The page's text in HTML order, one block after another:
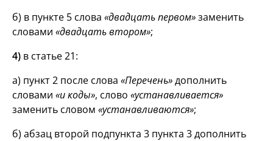
б) в пункте 5 слова «двадцать первом»заменить
словами «двадцать втором»;
4) в статье 21:
а) пункт 2 после слова «Перечень»дополнить
словами «и коды», слово «устанавливается»
заменить словом «устанавливаются»;
б) абзац второй подпункта 3 пункта 3 дополнить